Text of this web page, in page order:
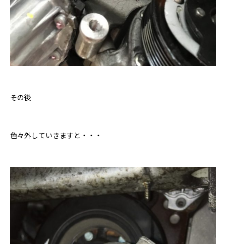
その後
色々外していきますと・・・